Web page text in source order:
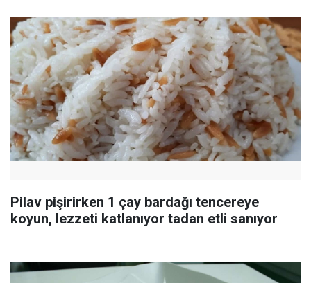
Pilav pişirirken 1 çay bardağı tencereye
koyun, lezzeti katlanıyor tadan etli sanıyor